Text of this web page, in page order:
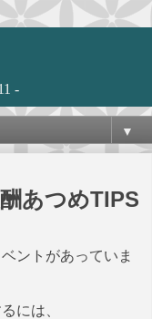
-
▼
あつめTIPS
ントがあっていま
には、